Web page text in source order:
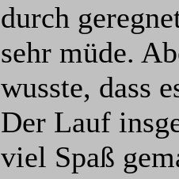
durch
sehr müde.
wusste, dass
Der Lauf
viel Spaß